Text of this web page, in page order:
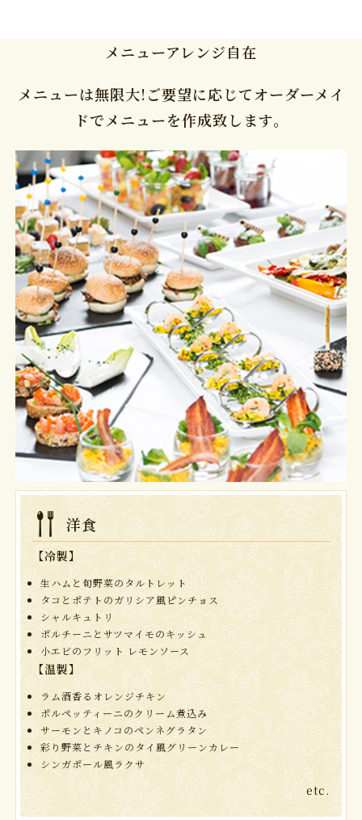
メニューアレンジ自在
メニューは無限大!ご要望に応じてオーダーメイ
ドでメニューを作成致します。
洋食
【冷製】
生ハムと旬野菜のタルトレット
タコとポテトのガリシア風ピンチョス
シャルキュトリ
ポルチーニとサツマイモのキッシュ
小エビのフリット レモンソース
【温製】
ラム酒香るオレンジチキン
ポルペッティーニのクリーム煮込み
サーモンとキノコのペンネグラタン
彩り野菜とチキンのタイ風グリーンカレー
シンガポール風ラクサ
etc.